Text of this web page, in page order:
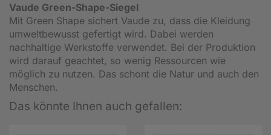
Vaude Green-Shape-Siegel
Mit Green Shape sichert Vaude zu, dass die Kleidung
umweltbewusst gefertigt wird. Dabei werden
nachhaltige Werkstoffe verwendet. Bei der Produktion
wird darauf geachtet, so wenig Ressourcen wie
möglich zu nutzen. Das schont die Natur und auch den
Menschen.
Das könnte Ihnen auch gefallen: